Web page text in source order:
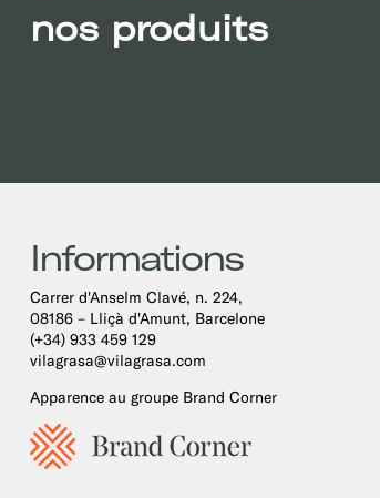
nos produits
Informations
Carrer d'Anselm Clavé, n. 224,
08186 – Lliçà d'Amunt, Barcelone
(+34) 933 459 129
vilagrasa@vilagrasa.com
Apparence au groupe Brand Corner